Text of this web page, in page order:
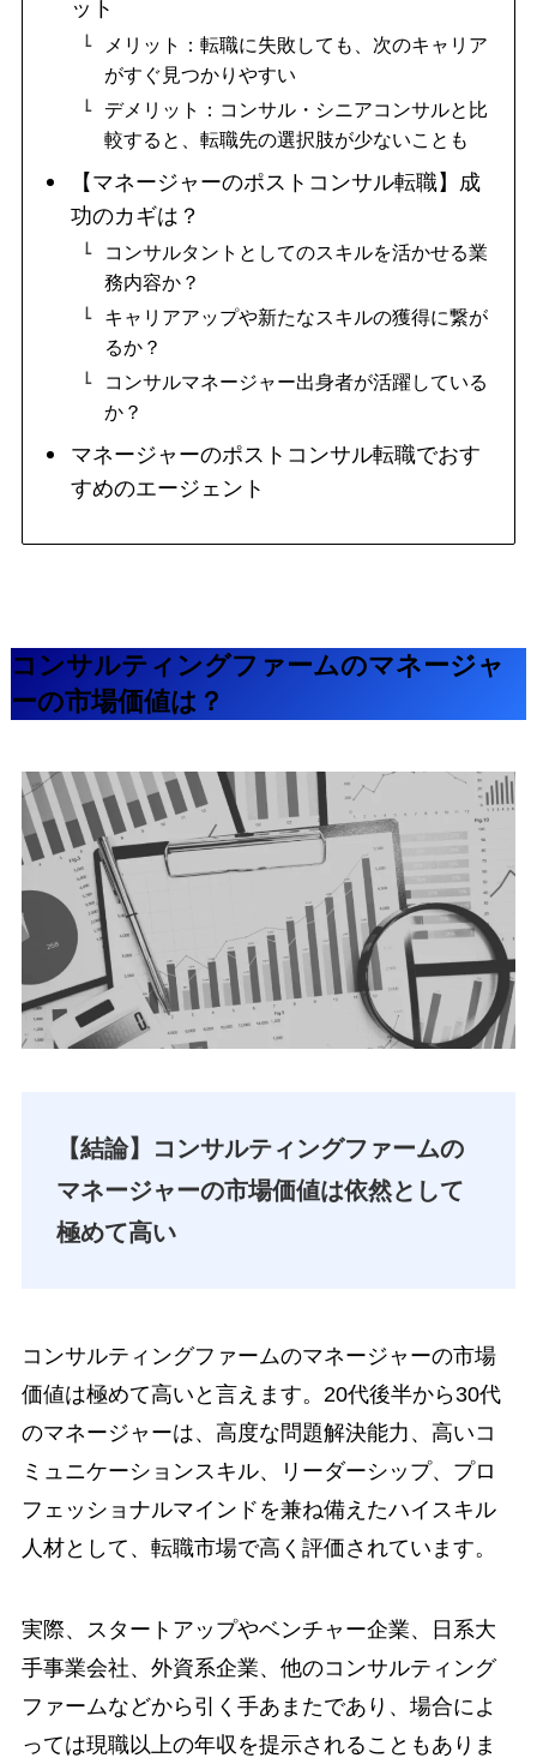
ット
メリット：転職に失敗しても、次のキャリア
がすぐ見つかりやすい
デメリット：コンサル・シニアコンサルと比
較すると、転職先の選択肢が少ないことも
【マネージャーのポストコンサル転職】成
功のカギは？
コンサルタントとしてのスキルを活かせる業
務内容か？
キャリアアップや新たなスキルの獲得に繋が
るか？
コンサルマネージャー出身者が活躍している
か？
マネージャーのポストコンサル転職でおす
すめのエージェント
コンサルティングファームのマネージャ
ーの市場価値は？
【結論】コンサルティングファームの
マネージャーの市場価値は依然として
極めて高い
コンサルティングファームのマネージャーの市場
価値は極めて高いと言えます。20代後半から30代
のマネージャーは、高度な問題解決能力、高いコ
ミュニケーションスキル、リーダーシップ、プロ
フェッショナルマインドを兼ね備えたハイスキル
人材として、転職市場で高く評価されています。
実際、スタートアップやベンチャー企業、日系大
手事業会社、外資系企業、他のコンサルティング
ファームなどから引く手あまたであり、場合によ
っては現職以上の年収を提示されることもありま